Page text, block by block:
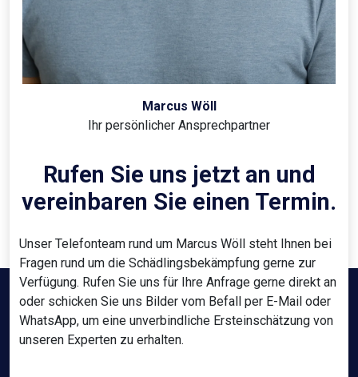
Marcus Wöll
Ihr persönlicher Ansprechpartner
Rufen Sie uns jetzt an und
vereinbaren Sie einen Termin.
Unser Telefonteam rund um Marcus Wöll steht Ihnen bei
Fragen rund um die Schädlingsbekämpfung gerne zur
Verfügung. Rufen Sie uns für Ihre Anfrage gerne direkt an
oder schicken Sie uns Bilder vom Befall per E-Mail oder
WhatsApp, um eine unverbindliche Ersteinschätzung von
unseren Experten zu erhalten.